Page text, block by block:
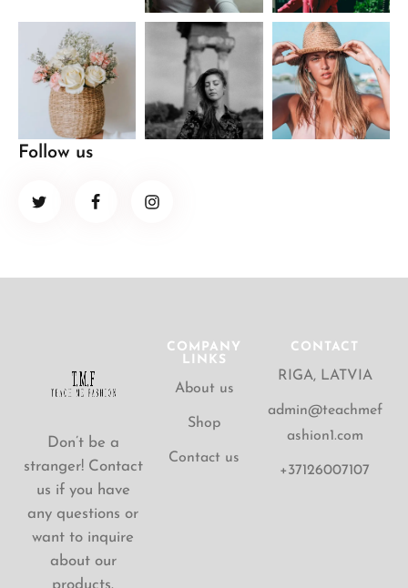
Follow us
Don’t be a
stranger! Contact
us if you have
any questions or
want to inquire
about our
COMPANY
LINKS
About us
Shop
Contact us
CONTACT
RIGA, LATVIA
admin@teachmef
ashion1.com
+37126007107